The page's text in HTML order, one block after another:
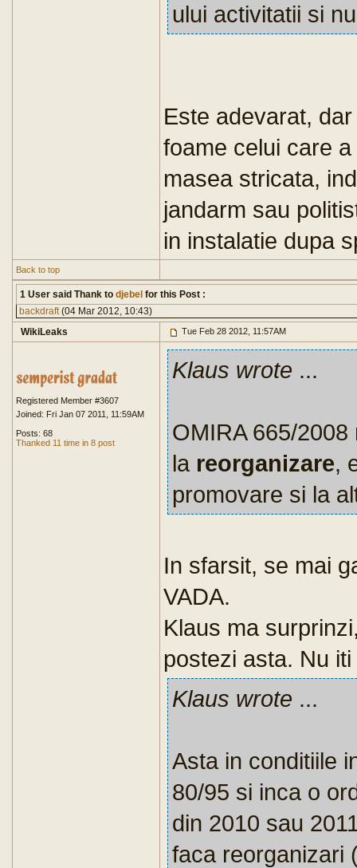
ului activitatii si
Este adevarat,
foame celui care
masea stricata,
jandarm sau
in instalatie dupa
Back to top
1 User said Thank to djebel for this Post :
backdraft(04 Mar 2012, 10:43)
WikiLeaks
Tue Feb 28 2012, 11:57AM
Registered Member #3607
Joined: Fri Jan 07 2011, 11:59AM
Posts: 68
Thanked 11 time in 8 post
Klaus wrote ...
OMIRA 665/
la reorganizare,
promovare si la
In sfarsit, se mai
VADA.
Klaus ma
postezi asta. Nu
Klaus wrote ...
Asta in conditiile
80/95 si inca o
din 2010 sau
faca reorganizari